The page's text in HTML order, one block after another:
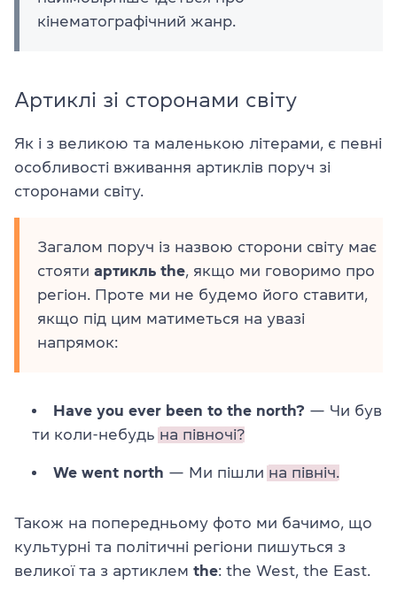
кінематографічний жанр.
Артиклі зі сторонами світу
Як і з великою та маленькою літерами, є певні
особливості вживання артиклів поруч зі
сторонами світу.
Загалом поруч із назвою сторони світу має
стояти артикль the, якщо ми говоримо про
регіон. Проте ми не будемо його ставити,
якщо під цим матиметься на увазі
напрямок:
Have you ever been to the north? — Чи був
ти коли-небудь на півночі?
We went north — Ми пішли на північ.
Також на попередньому фото ми бачимо, що
культурні та політичні регіони пишуться з
великої та з артиклем the: the West, the East.